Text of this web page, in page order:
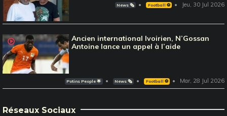
News 🗞️ Football ⚽️ Jeu, 30 Jul 2026
Ancien international Ivoirien, N’Gossan
Antoine lance un appel à l’aide
Potins People 🌟 News 🗞️ Football ⚽️ Mar, 28 Jul 2026
Réseaux Sociaux